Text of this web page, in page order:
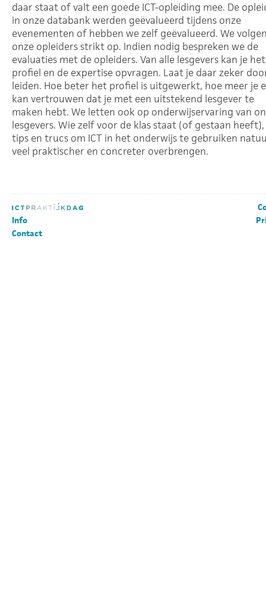
daar staat of valt een goede ICT-opleiding mee. De
in onze databank werden geëvalueerd tijdens onze
evenementen of hebben we zelf geëvalueerd. We
onze opleiders strikt op. Indien nodig bespreken we de
evaluaties met de opleiders. Van alle lesgevers kan je het
profiel en de expertise opvragen. Laat je daar zeker
leiden. Hoe beter het profiel is uitgewerkt, hoe meer je
kan vertrouwen dat je met een uitstekend lesgever te
maken hebt. We letten ook op onderwijservaring van
lesgevers. Wie zelf voor de klas staat (of gestaan
tips en trucs om ICT in het onderwijs te gebruiken
veel praktischer en concreter overbrengen.
Info
Contact